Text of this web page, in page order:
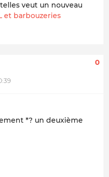
veut un nouveau
et barbouzeries
0
*? un deuxième